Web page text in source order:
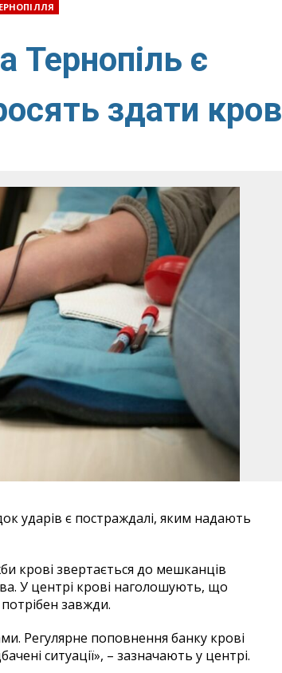
Тернопіль є
здати кров
ударів є постраждалі, яким надають
крові звертається до мешканців
У центрі крові наголошують, що
завжди.
Регулярне поповнення банку крові
ситуації», – зазначають у центрі.